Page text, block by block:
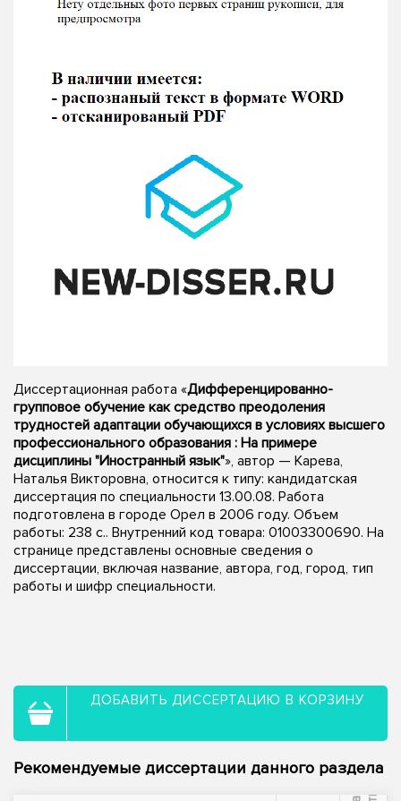
Диссертационная работа «Дифференцированно-
групповое обучение как средство преодоления
трудностей адаптации обучающихся в условиях высшего
профессионального образования : На примере
дисциплины "Иностранный язык"», автор — Карева,
Наталья Викторовна, относится к типу: кандидатская
диссертация по специальности 13.00.08. Работа
подготовлена в городе Орел в 2006 году. Объем
работы: 238 с.. Внутренний код товара: 01003300690. На
странице представлены основные сведения о
диссертации, включая название, автора, год, город, тип
работы и шифр специальности.
ДОБАВИТЬ ДИССЕРТАЦИЮ В КОРЗИНУ
Рекомендуемые диссертации данного раздела